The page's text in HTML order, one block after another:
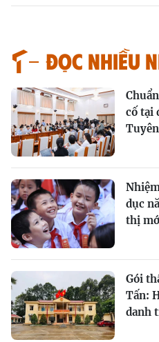
Đọc nhiều
cố tại
dục
thị
Gói
Tấn:
danh